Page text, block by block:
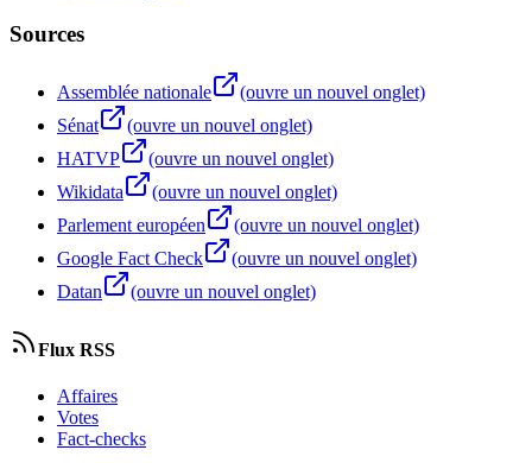
Sources
Assemblée nationale
(ouvre un nouvel onglet)
Sénat
(ouvre un nouvel onglet)
HATVP
(ouvre un nouvel onglet)
Wikidata
(ouvre un nouvel onglet)
Parlement européen
(ouvre un nouvel onglet)
Google Fact Check
(ouvre un nouvel onglet)
Datan
(ouvre un nouvel onglet)
Flux RSS
Affaires
Votes
Fact-checks